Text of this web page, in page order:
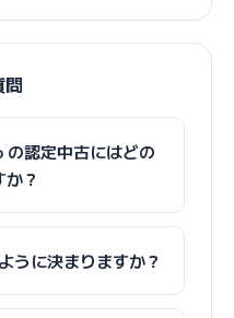
認定中古にはどの
？
うに決まりますか？